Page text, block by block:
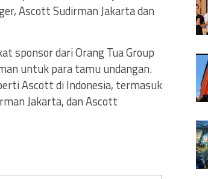
Ascott Sudirman Jakarta dan
sponsor dari Orang Tua Group
untuk para tamu undangan.
Ascott di Indonesia, termasuk
Jakarta, dan Ascott